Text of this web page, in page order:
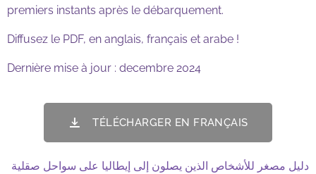
premiers instants après le débarquement.
Diffusez le PDF, en anglais, français et arabe !
Dernière mise à jour : decembre 2024
TÉLÉCHARGER EN FRANÇAIS
دليل مصغر للأشخاص الذين يصلون إلى إيطاليا على سواحل صقلية